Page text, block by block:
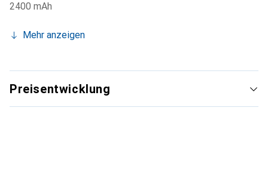
2400 mAh
Mehr anzeigen
Preisentwicklung